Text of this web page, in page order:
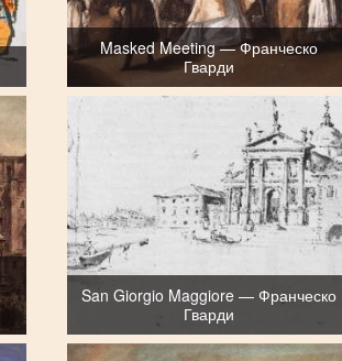
Masked Meeting — Франческо
Гварди
San Giorgio Maggiore — Франческо
Гварди